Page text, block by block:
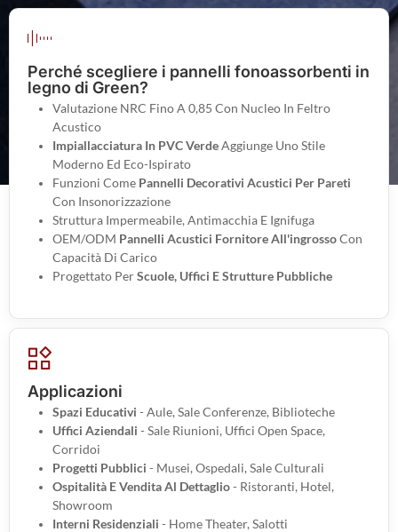
Perché scegliere i pannelli fonoassorbenti in
legno di Green?
Valutazione NRC Fino A 0,85 Con Nucleo In Feltro
Acustico
Impiallacciatura In PVC VerdeAggiunge Uno Stile
Moderno Ed Eco-Ispirato
Funzioni Come Pannelli Decorativi Acustici Per Pareti
Con Insonorizzazione
Struttura Impermeabile, Antimacchia E Ignifuga
OEM/ODM Pannelli Acustici Fornitore All'ingrossoCon
Capacità Di Carico
Progettato PerScuole, Uffici E Strutture Pubbliche
Applicazioni
Spazi Educativi - Aule, Sale Conferenze, Biblioteche
Uffici Aziendali - Sale Riunioni, Uffici Open Space,
Corridoi
Progetti Pubblici - Musei, Ospedali, Sale Culturali
Ospitalità E Vendita Al Dettaglio- Ristoranti, Hotel,
Showroom
Interni Residenziali - Home Theater, Salotti